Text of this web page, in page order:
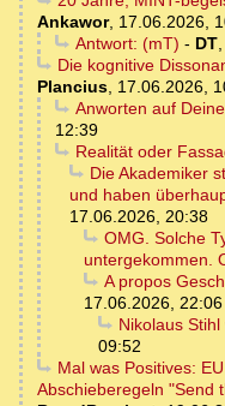
Ankawor, 17.06.2026,
Antwort: (mT) - DT,
Die kognitive
Plancius, 17.06.2026,
Anworten auf
12:39
Realität oder
Die Akademiker
und haben
17.06.2026, 20:38
OMG. Solche
untergekommen.
A propos
17.06.2026, 22:06
Nikolaus
09:52
Mal was Positives:
Abschieberegeln "Send